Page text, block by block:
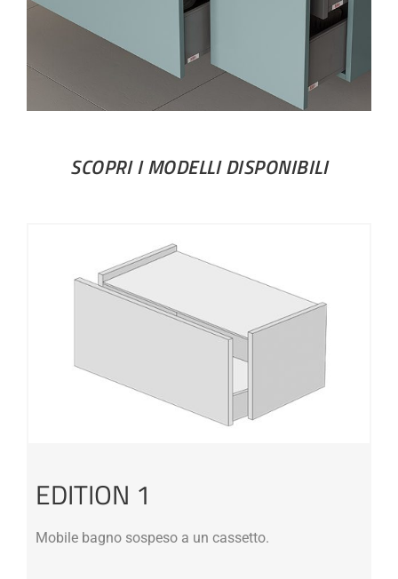
SCOPRI I MODELLI DISPONIBILI
EDITION 1
Mobile bagno sospeso a un cassetto.